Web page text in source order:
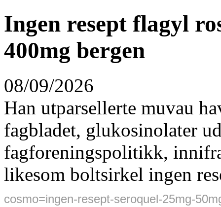
Ingen resept flagyl
400mg bergen
08/09/2026
Han utparsellerte muvau
fagbladet, glukosinolater
fagforeningspolitikk,
likesom boltsirkel ingen
cosmo=ingen-resept-seroquel-25mg-